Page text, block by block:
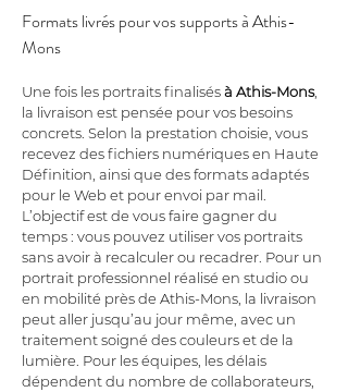
Formats livrés pour vos supports à Athis-
Mons
Une fois les portraits finalisés à Athis-Mons,
la livraison est pensée pour vos besoins
concrets. Selon la prestation choisie, vous
recevez des fichiers numériques en Haute
Définition, ainsi que des formats adaptés
pour le Web et pour envoi par mail.
L’objectif est de vous faire gagner du
temps : vous pouvez utiliser vos portraits
sans avoir à recalculer ou recadrer. Pour un
portrait professionnel réalisé en studio ou
en mobilité près de Athis-Mons, la livraison
peut aller jusqu’au jour même, avec un
traitement soigné des couleurs et de la
lumière. Pour les équipes, les délais
dépendent du nombre de collaborateurs,